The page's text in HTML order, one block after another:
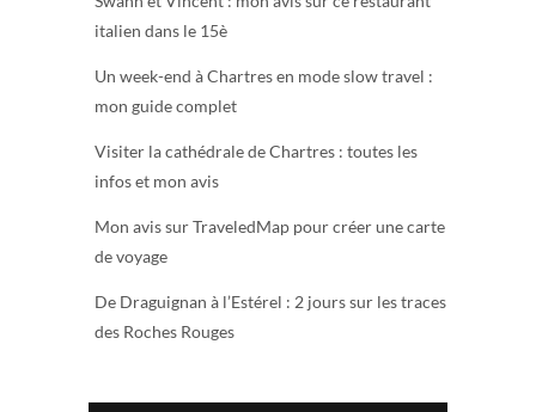
italien dans le 15è
Un week-end à Chartres en mode slow travel :
mon guide complet
Visiter la cathédrale de Chartres : toutes les
infos et mon avis
Mon avis sur TraveledMap pour créer une carte
de voyage
De Draguignan à l’Estérel : 2 jours sur les traces
des Roches Rouges